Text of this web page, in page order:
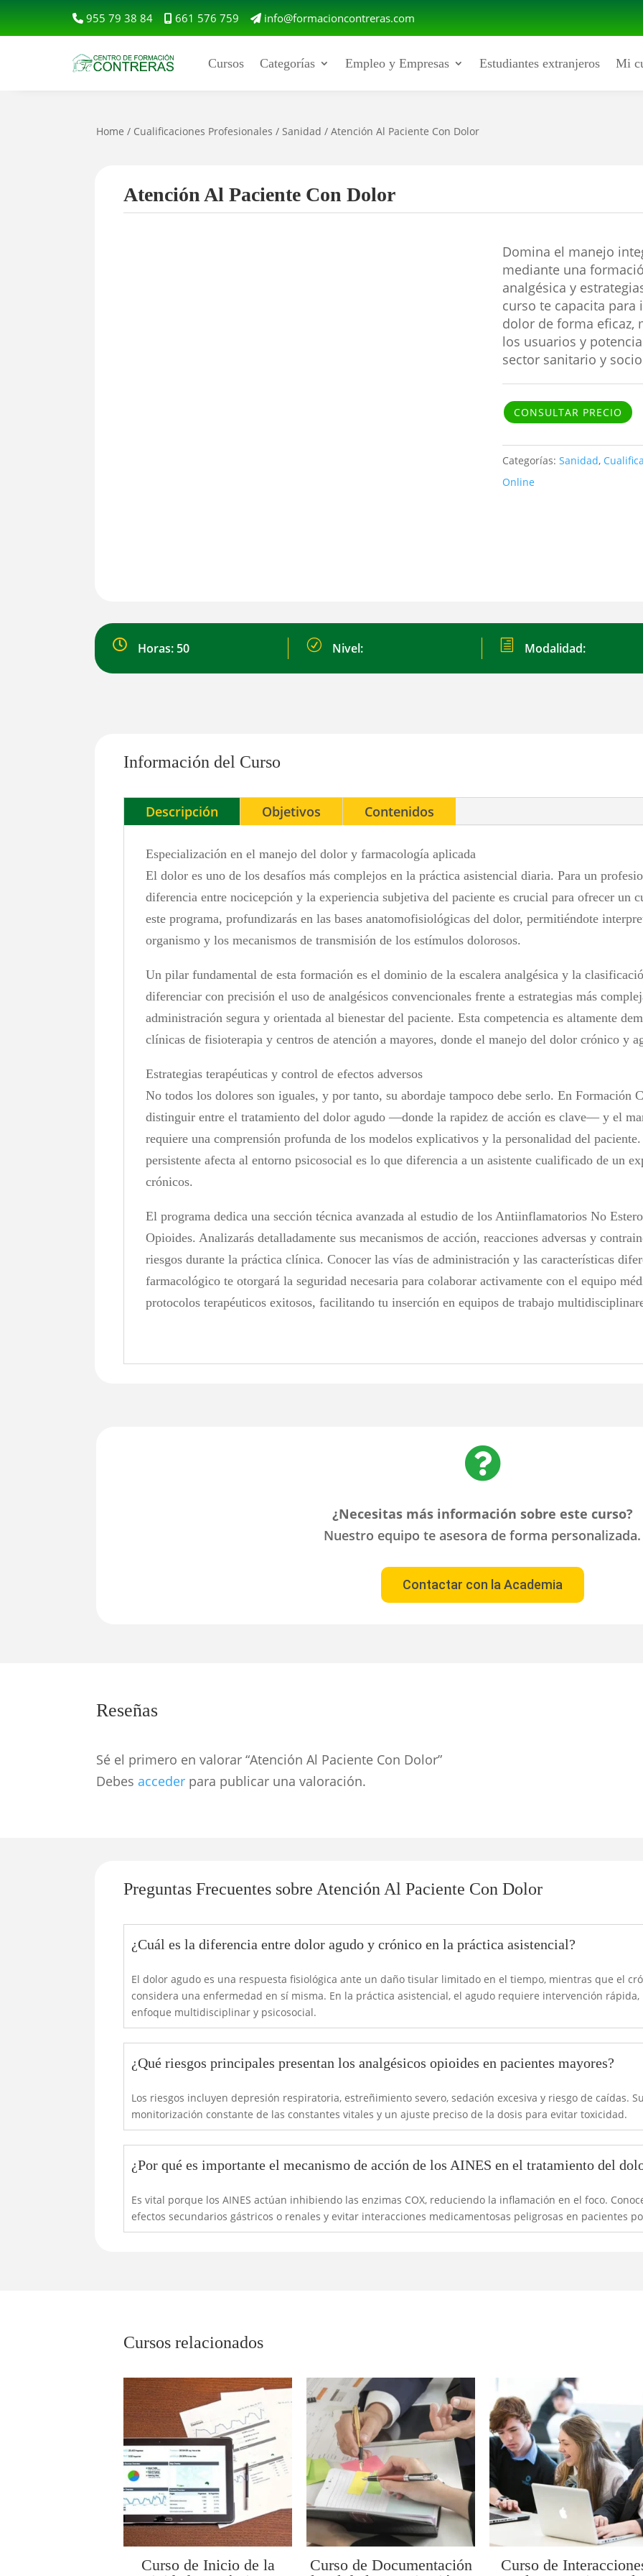
955 79 38 84 661 576 759 info@formacioncontreras.com
Cursos Categorías Empleo y Empresas Estudiantes extranjeros Mi
Home / Cualificaciones Profesionales / Sanidad / Atención Al Paciente Con Dolor
Atención Al Paciente Con Dolor
Domina el manejo
mediante una
analgésica y
curso te capacita
dolor de forma eficaz,
los usuarios y
sector sanitario y
CONSULTAR PRECIO
Categorías: Sanidad,
Online
 Horas: 50 R Nivel: h Modalidad:
Información del Curso
Descripción Objetivos Contenidos
Especialización en el manejo del dolor y farmacología aplicada
El dolor es uno de los desafíos más complejos en la práctica asistencial diaria. Para un
diferencia entre nocicepción y la experiencia subjetiva del paciente es crucial para ofrecer un
este programa, profundizarás en las bases anatomofisiológicas del dolor, permitiéndote
organismo y los mecanismos de transmisión de los estímulos dolorosos.
Un pilar fundamental de esta formación es el dominio de la escalera analgésica y la
diferenciar con precisión el uso de analgésicos convencionales frente a estrategias más
administración segura y orientada al bienestar del paciente. Esta competencia es altamente
clínicas de fisioterapia y centros de atención a mayores, donde el manejo del dolor crónico y
Estrategias terapéuticas y control de efectos adversos
No todos los dolores son iguales, y por tanto, su abordaje tampoco debe serlo. En Formación
distinguir entre el tratamiento del dolor agudo —donde la rapidez de acción es clave— y el
requiere una comprensión profunda de los modelos explicativos y la personalidad del
persistente afecta al entorno psicosocial es lo que diferencia a un asistente cualificado de un
crónicos.
El programa dedica una sección técnica avanzada al estudio de los Antiinflamatorios No
Opioides. Analizarás detalladamente sus mecanismos de acción, reacciones adversas y
riesgos durante la práctica clínica. Conocer las vías de administración y las características
farmacológico te otorgará la seguridad necesaria para colaborar activamente con el equipo
protocolos terapéuticos exitosos, facilitando tu inserción en equipos de trabajo

¿Necesitas más información sobre este curso?
Nuestro equipo te asesora de forma personalizada.
Contactar con la Academia
Reseñas
Sé el primero en valorar “Atención Al Paciente Con Dolor”
Debes acceder para publicar una valoración.
Preguntas Frecuentes sobre Atención Al Paciente Con Dolor
¿Cuál es la diferencia entre dolor agudo y crónico en la práctica asistencial?
El dolor agudo es una respuesta fisiológica ante un daño tisular limitado en el tiempo, mientras que el
considera una enfermedad en sí misma. En la práctica asistencial, el agudo requiere intervención
enfoque multidisciplinar y psicosocial.
¿Qué riesgos principales presentan los analgésicos opioides en pacientes mayores?
Los riesgos incluyen depresión respiratoria, estreñimiento severo, sedación excesiva y riesgo de caídas.
monitorización constante de las constantes vitales y un ajuste preciso de la dosis para evitar toxicidad.
¿Por qué es importante el mecanismo de acción de los AINES en el tratamiento del
Es vital porque los AINES actúan inhibiendo las enzimas COX, reduciendo la inflamación en el foco.
efectos secundarios gástricos o renales y evitar interacciones medicamentosas peligrosas en pacientes
Cursos relacionados
Curso de Inicio de la
Curso de Documentación
Curso de